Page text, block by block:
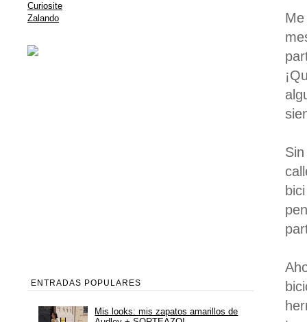
Curiosite
Zalando
ENTRADAS POPULARES
Mis looks: mis zapatos amarillos de